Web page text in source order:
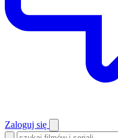
Zaloguj się